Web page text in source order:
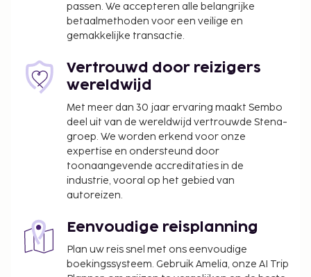
Schoonmaakkosten: IDR 165000.00 per
accommodatie, per verblijf
Vóór het inchecken dien je een borgsom van
IDR 300000 te betalen.
We hebben alle kosten vermeld die de
accommodatie aan ons heeft doorgegeven.
In deze accommodatie zijn huisdieren en
assistentiedieren niet toegestaan.
passen. We accepteren alle belangrijke
betaalmethoden voor een veilige en
gemakkelijke transactie.
Vertrouwd door reizigers
wereldwijd
Met meer dan 30 jaar ervaring maakt Sembo
deel uit van de wereldwijd vertrouwde Stena-
groep. We worden erkend voor onze
expertise en ondersteund door
toonaangevende accreditaties in de
industrie, vooral op het gebied van
autoreizen.
Eenvoudige reisplanning
Plan uw reis snel met ons eenvoudige
boekingssysteem. Gebruik Amelia, onze AI Trip